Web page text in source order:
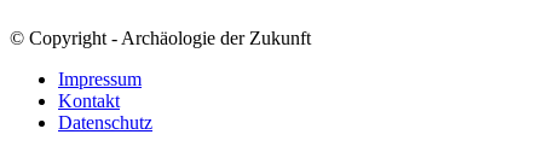
© Copyright - Archäologie der Zukunft
Impressum
Kontakt
Datenschutz